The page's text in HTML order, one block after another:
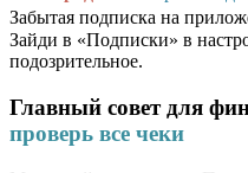
Забытая подписка на
Зайди в «Подписки» в
подозрительное.
Главный совет для
проверь все чеки